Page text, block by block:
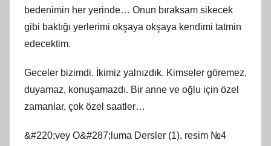
bedenimin her yerinde… Onun bıraksam sikecek
gibi baktığı yerlerimi okşaya okşaya kendimi tatmin
edecektim.
Geceler bizimdi. İkimiz yalnızdık. Kimseler göremez,
duyamaz, konuşamazdı. Bir anne ve oğlu için özel
zamanlar, çok özel saatler…
&#220;vey O&#287;luma Dersler (1), resim №4